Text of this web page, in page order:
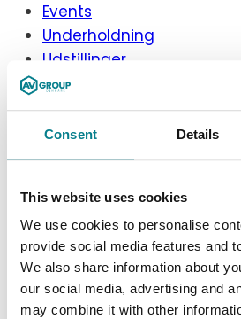
Consent Details
This website uses cookies
We use cookies to personalise
provide social media features and
We also share information about
our social media, advertising and
may combine it with other
Events
Underholdning
Udstillinger
Virtuelle møder
Simultantolkning
Services
AV og Teknik
Projektledelse
3D visualisering
Venue service
Dryhire